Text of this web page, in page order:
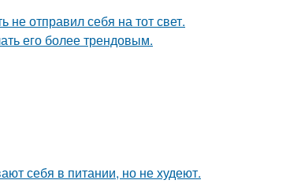
не отправил себя на тот свет.
его более трендовым.
себя в питании, но не худеют.